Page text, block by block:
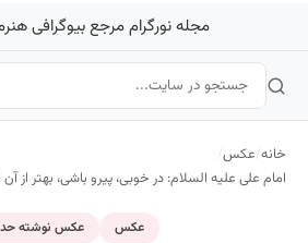
مجله نورگرام مرجع بیوگرافی
خانه/عکس/
امام علی علیه السلام: در خوبى، پيرو باشى، بهتر از
عکس عکس نوشته